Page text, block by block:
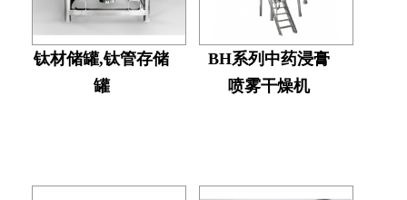
钛材储罐,钛管存储
罐
BH系列中药浸膏
喷雾干燥机